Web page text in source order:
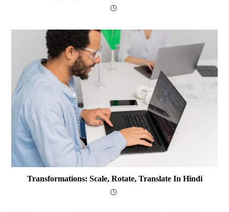
Transformations: Scale, Rotate, Translate In Hindi